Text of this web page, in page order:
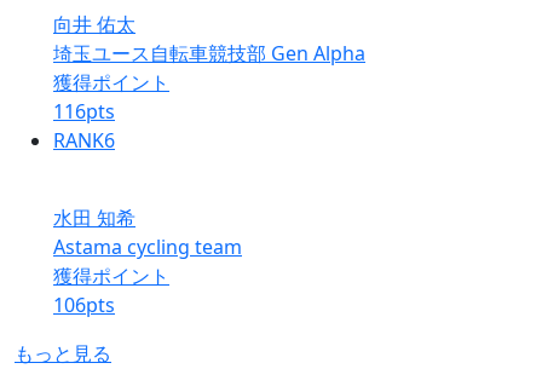
向井 佑太
埼玉ユース自転車競技部 Gen Alpha
獲得ポイント
116pts
RANK6
水田 知希
Astama cycling team
獲得ポイント
106pts
もっと見る